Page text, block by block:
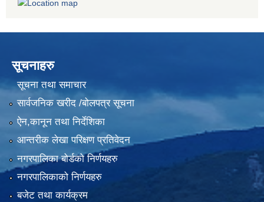
सूचनाहरु
सूचना तथा समाचार
सार्वजनिक खरीद /बोलपत्र सूचना
ऐन,कानून तथा निर्देशिका
आन्तरीक लेखा परिक्षण प्रतिवेदन
नगरपालिका बोर्डको निर्णयहरु
नगरपालिकाको निर्णयहरु
बजेट तथा कार्यक्रम